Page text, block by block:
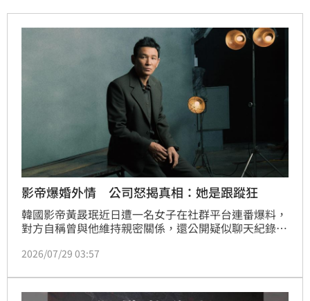
影帝爆婚外情 公司怒揭真相：她是跟蹤狂
韓國影帝黃晸珉近日遭一名女子在社群平台連番爆料，
對方自稱曾與他維持親密關係，還公開疑似聊天紀錄、
公司29日火速發出正式聲明，強硬反擊，直指該名女子
宣布將採取追加法律行動。
2026/07/29 03:57